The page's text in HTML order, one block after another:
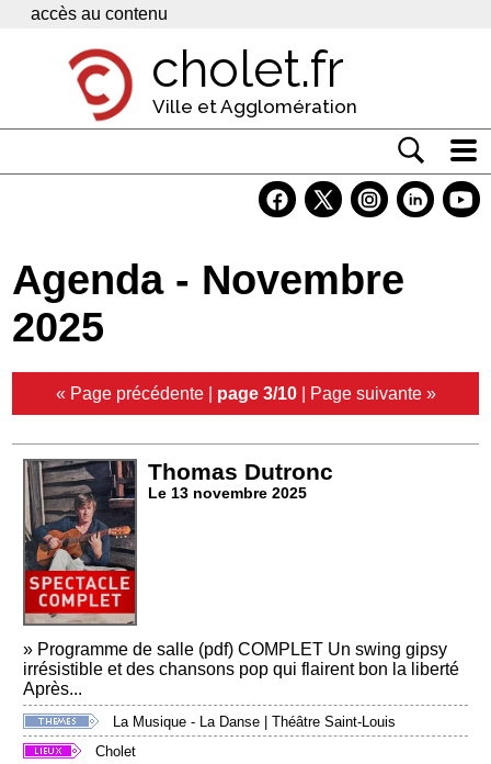
Panneau de gestion des cookies
accès au contenu
cholet.fr
Ville et Agglomération
Economie
Services
Contacts
Agenda - Novembre
2025
« Page précédente| page 3/10| Page suivante »
Thomas Dutronc
Le 13 novembre 2025
» Programme de salle (pdf) COMPLET Un swing gipsy
irrésistible et des chansons pop qui flairent bon la liberté
Après...
La Musique - La Danse |Théâtre Saint-Louis
Cholet